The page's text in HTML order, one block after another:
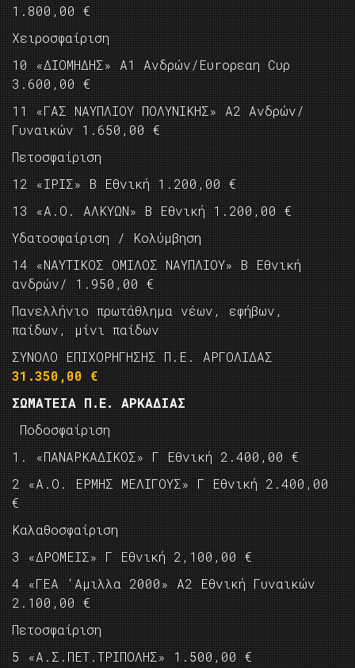
1.800,00 €
Χειροσφαίριση
10 «ΔΙΟΜΗΔΗΣ» Α1 Ανδρών/Ευrορεαη Cυρ
3.600,00 €
11 «ΓΑΣ ΝΑΥΠΛΙΟΥ ΠΟΛΥΝΙΚΗΣ» Α2 Ανδρών/
Γυναικών 1.650,00 €
Πετοσφαίριση
12 «ΙΡΙΣ» Β Εθνική 1.200,00 €
13 «Α.Ο. ΑΛΚΥΩΝ» Β Εθνική 1.200,00 €
Υδατοσφαίριση / Κολύμβηση
14 «ΝΑΥΤΙΚΟΣ ΟΜΙΛΟΣ ΝΑΥΠΛΙΟΥ» Β Εθνική
ανδρών/ 1.950,00 €
Πανελλήνιο πρωτάθλημα νέων, εφήβων,
παίδων, μίνι παίδων
ΣΥΝΟΛΟ ΕΠΙΧΟΡΗΓΗΣΗΣ Π.Ε. ΑΡΓΟΛΙΔΑΣ
31.350,00 €
ΣΩΜΑΤΕΙΑ Π.Ε. ΑΡΚΑΔΙΑΣ
Ποδοσφαίριση
1. «ΠΑΝΑΡΚΑΔΙΚΟΣ» Γ Εθνική 2.400,00 €
2 «Α.Ο. ΕΡΜΗΣ ΜΕΛΙΓΟΥΣ» Γ Εθνική 2.400,00
€
Καλαθοσφαίριση
3 «ΔΡΟΜΕΙΣ» Γ Εθνική 2,100,00 €
4 «ΓΕΑ ‘Αμιλλα 2000» Α2 Εθνική Γυναικών
2.100,00 €
Πετοσφαίριση
5 «Α.Σ.ΠΕΤ.ΤΡΙΠΟΛΗΣ» 1.500,00 €